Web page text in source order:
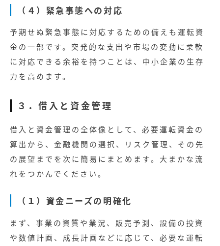
（４）緊急事態への対応
予期せぬ緊急事態に対応するための備えも運転資
金の一部です。突発的な支出や市場の変動に柔軟
に対応できる余裕を持つことは、中小企業の生存
力を高めます。
３．借入と資金管理
借入と資金管理の全体像として、必要運転資金の
算出から、金融機関の選択、リスク管理、その先
の展望までを次に簡易にまとめます。大まかな流
れをつかんでください。
（１）資金ニーズの明確化
まず、事業の資質や業況、販売予測、設備の投資
や数値計画、成長計画などに応じて、必要な運転